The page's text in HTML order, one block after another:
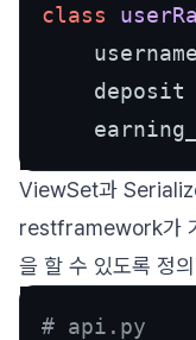
class
deposit
ViewSet과
restframework가
을 할 수 있도록 정
# api.py